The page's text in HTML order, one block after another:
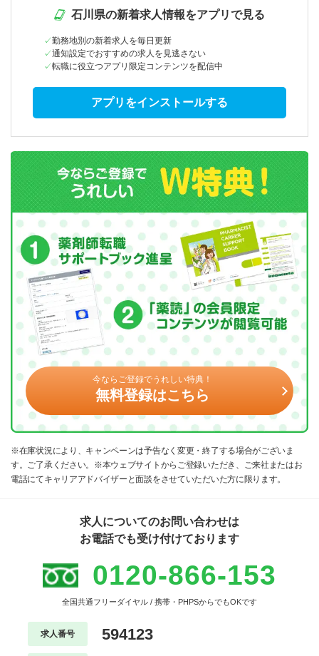
石川県の新着求人情報をアプリで見る
勤務地別の新着求人を毎日更新
通知設定でおすすめの求人を見逃さない
転職に役立つアプリ限定コンテンツを配信中
アプリをインストールする
今ならご登録でうれしい特典！
無料登録はこちら
※在庫状況により、キャンペーンは予告なく変更・終了する場合がございま
す。ご了承ください。※本ウェブサイトからご登録いただき、ご来社またはお
電話にてキャリアアドバイザーと面談をさせていただいた方に限ります。
求人についてのお問い合わせは
お電話でも受け付けております
0120-866-153
全国共通フリーダイヤル / 携帯・PHPSからでもOKです
求人番号 594123